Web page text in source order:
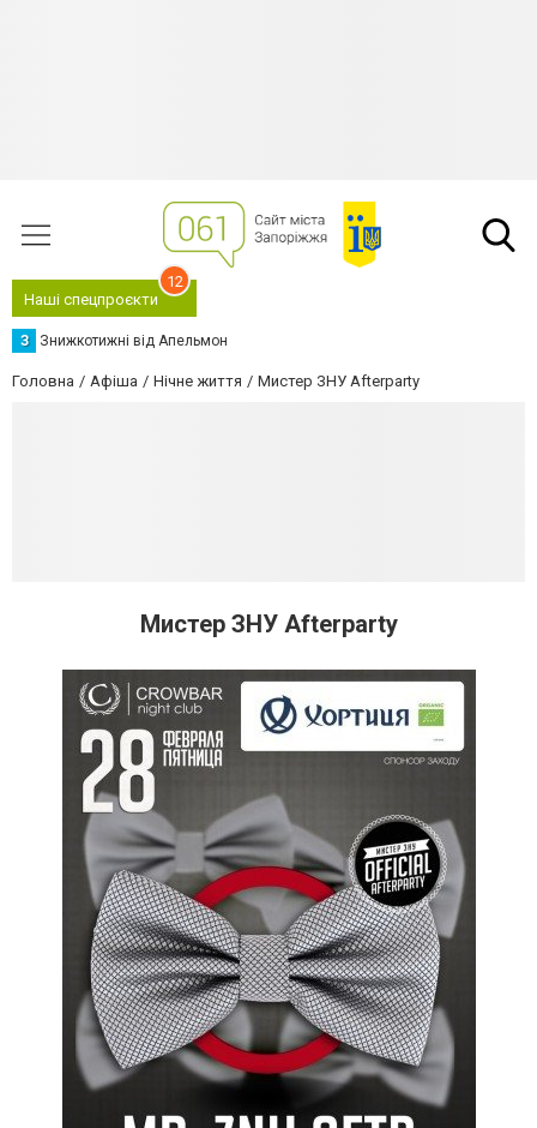
Наші спецпроєкти
12
З Знижкотижні від Апельмон
Головна Афіша Нічне життя Мистер ЗНУ Afterparty
Мистер ЗНУ Afterparty